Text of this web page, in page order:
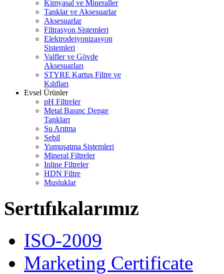
Kimyasal ve Mineraller
Tanklar ve Aksesuarlar
Aksesuarlar
Filtrasyon Sistemleri
Elektrodeiyonizasyon
Sistemleri
Valfler ve Gövde
Aksesuarları
STYRE Kartuş Filtre ve
Kılıfları
Evsel Ürünler
pH Filtreler
Metal Basınç Denge
Tankları
Su Arıtma
Sebil
Yumuşatma Sistemleri
Mineral Filtreler
Inline Filtreler
HDN Filtre
Musluklar
Sertıfıkalarımız
ISO-2009
Marketing Certificate